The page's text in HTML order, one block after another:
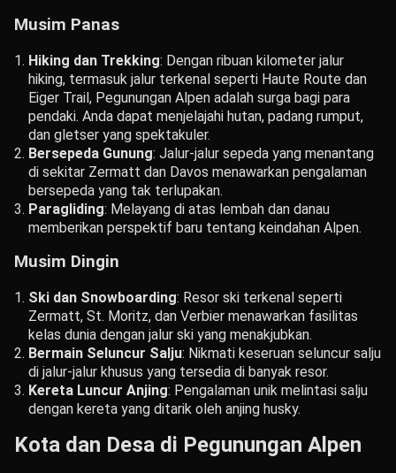
Musim Panas
Hiking dan Trekking: Dengan ribuan kilometer jalur
hiking, termasuk jalur terkenal seperti Haute Route dan
Eiger Trail, Pegunungan Alpen adalah surga bagi para
pendaki. Anda dapat menjelajahi hutan, padang rumput,
dan gletser yang spektakuler.
Bersepeda Gunung: Jalur-jalur sepeda yang menantang
di sekitar Zermatt dan Davos menawarkan pengalaman
bersepeda yang tak terlupakan.
Paragliding: Melayang di atas lembah dan danau
memberikan perspektif baru tentang keindahan Alpen.
Musim Dingin
Ski dan Snowboarding: Resor ski terkenal seperti
Zermatt, St. Moritz, dan Verbier menawarkan fasilitas
kelas dunia dengan jalur ski yang menakjubkan.
Bermain Seluncur Salju: Nikmati keseruan seluncur salju
di jalur-jalur khusus yang tersedia di banyak resor.
Kereta Luncur Anjing: Pengalaman unik melintasi salju
dengan kereta yang ditarik oleh anjing husky.
Kota dan Desa di Pegunungan Alpen